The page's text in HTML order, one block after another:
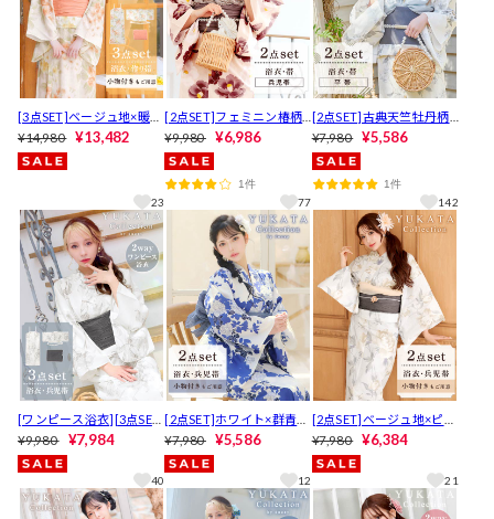
[3点SET]ベージュ地×暖色
紫陽花柄浴衣【2026年新
作/YUKATA by dazzy】
¥14,980 ¥13,482
23
[2点SET]フェミニン椿柄
浴衣【YUKATA by dazzy 2
025】
¥9,980 ¥6,986
1件
77
[2点SET]古典天竺牡丹柄
浴衣【YUKATA by dazzy 2
026】[セパレート浴衣]
¥7,980 ¥5,586
1件
142
[ワンピース浴衣][3点SE
T][2way] 淡色モダン洋花
柄浴衣【2026年新作/YUK
ATA by dazzy】
¥9,980 ¥7,984
40
[2点SET]ホワイト×群青ロ
ーズ柄浴衣【2026年新作/
YUKATA by dazzy】
¥7,980 ¥5,586
12
[2点SET]ベージュ地×ピオ
ニー柄浴衣【2026年新作/
YUKATA by dazzy】
¥7,980 ¥6,384
21